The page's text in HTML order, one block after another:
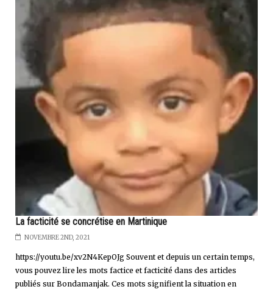
La facticité se concrétise en Martinique
NOVEMBRE 2ND, 2021
https://youtu.be/xv2N4KepOJg Souvent et depuis un certain temps,
vous pouvez lire les mots factice et facticité dans des articles
publiés sur Bondamanjak. Ces mots signifient la situation en